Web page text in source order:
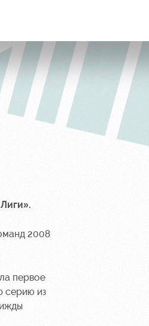
2008
первое
серию из